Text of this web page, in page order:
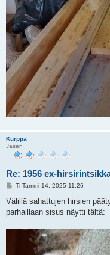
Kurppa
Jäsen
Re: 1956 ex-
V
e
t
Ti Tammi 14, 2025 11:26
Välillä sahattujen hirsien
parhaillaan sisus näytti tältä: